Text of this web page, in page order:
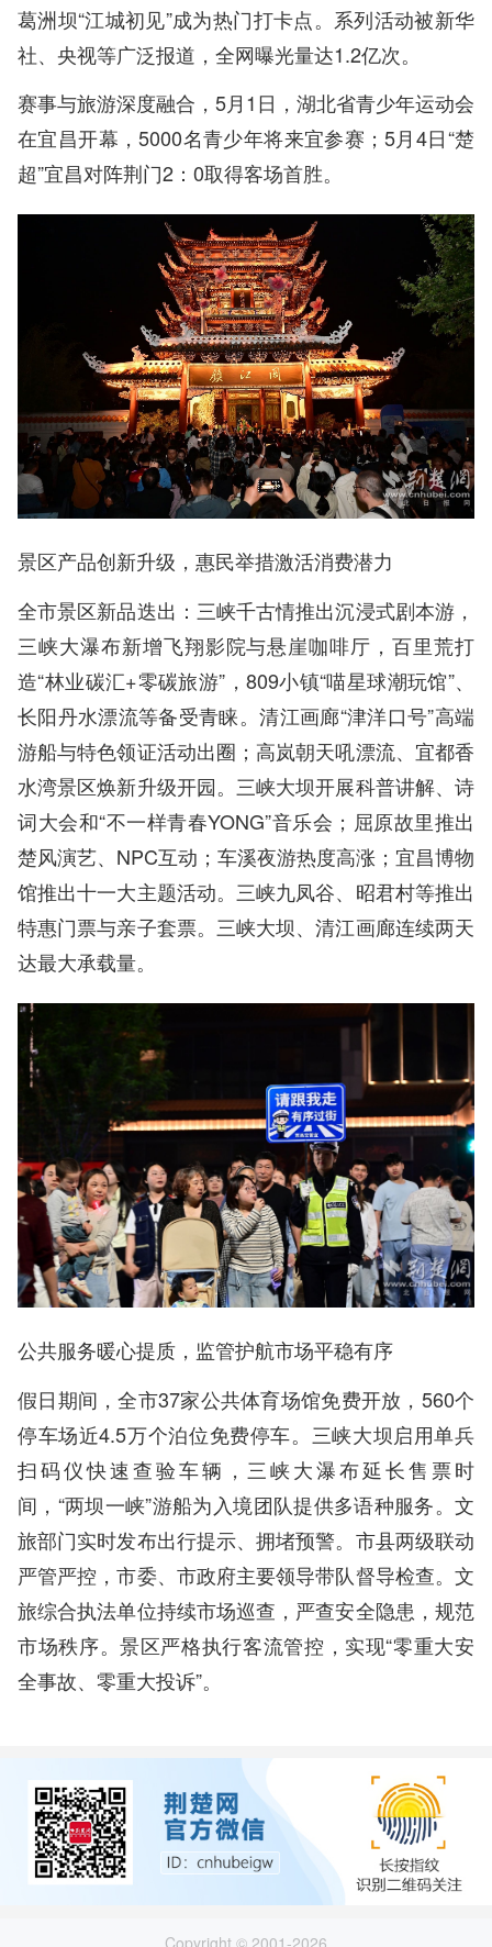
葛洲坝“江城初见”成为热门打卡点。系列活动被新华
社、央视等广泛报道，全网曝光量达1.2亿次。
赛事与旅游深度融合，5月1日，湖北省青少年运动会
在宜昌开幕，5000名青少年将来宜参赛；5月4日“楚
超”宜昌对阵荆门2：0取得客场首胜。
景区产品创新升级，惠民举措激活消费潜力
全市景区新品迭出：三峡千古情推出沉浸式剧本游，
三峡大瀑布新增飞翔影院与悬崖咖啡厅，百里荒打
造“林业碳汇+零碳旅游”，809小镇“喵星球潮玩馆”、
长阳丹水漂流等备受青睐。清江画廊“津洋口号”高端
游船与特色领证活动出圈；高岚朝天吼漂流、宜都香
水湾景区焕新升级开园。三峡大坝开展科普讲解、诗
词大会和“不一样青春YONG”音乐会；屈原故里推出
楚风演艺、NPC互动；车溪夜游热度高涨；宜昌博物
馆推出十一大主题活动。三峡九凤谷、昭君村等推出
特惠门票与亲子套票。三峡大坝、清江画廊连续两天
达最大承载量。
公共服务暖心提质，监管护航市场平稳有序
假日期间，全市37家公共体育场馆免费开放，560个
停车场近4.5万个泊位免费停车。三峡大坝启用单兵
扫码仪快速查验车辆，三峡大瀑布延长售票时
间，“两坝一峡”游船为入境团队提供多语种服务。文
旅部门实时发布出行提示、拥堵预警。市县两级联动
严管严控，市委、市政府主要领导带队督导检查。文
旅综合执法单位持续市场巡查，严查安全隐患，规范
市场秩序。景区严格执行客流管控，实现“零重大安
全事故、零重大投诉”。